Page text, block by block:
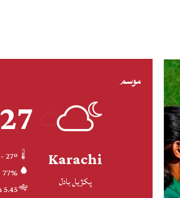
موسم
Karachi
پکڙيل بادل
27
77%
5.45 km/h